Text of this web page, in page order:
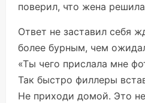
поверил, что жена
Ответ не заставил себя
более бурным, чем
«Ты чего прислала мне
Так быстро филлеры
Не приходи домой. Это